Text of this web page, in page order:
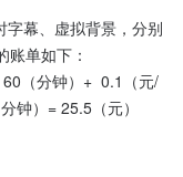
幕、虚拟背景，分别
单如下：
（分钟）+  0.1（元/
钟）= 25.5（元）